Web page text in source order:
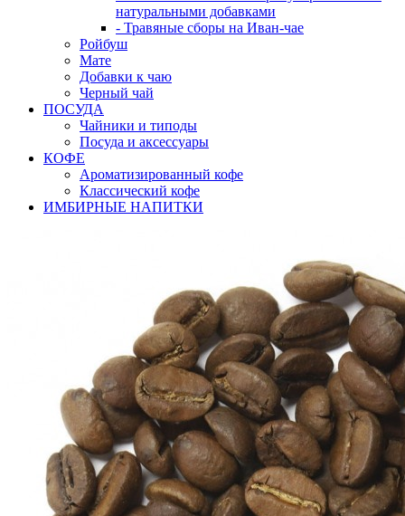
натуральными добавками
- Травяные сборы на Иван-чае
Ройбуш
Мате
Добавки к чаю
Черный чай
ПОСУДА
Чайники и типоды
Посуда и аксессуары
КОФЕ
Ароматизированный кофе
Классический кофе
ИМБИРНЫЕ НАПИТКИ